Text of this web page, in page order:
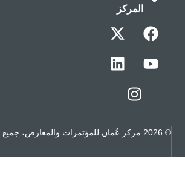
المركز
© 2026 مركز عُمان للمؤتمرات والمعارض، جميع الحقوق محفوظة